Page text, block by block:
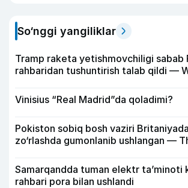
So‘nggi yangiliklar
Tramp raketa yetishmovchiligi sabab
rahbaridan tushuntirish talab qildi —
Vinisius “Real Madrid”da qoladimi?
Pokiston sobiq bosh vaziri
zo‘rlashda gumonlanib ushlangan —
Samarqandda tuman elektr ta’minoti
rahbari pora bilan ushlandi